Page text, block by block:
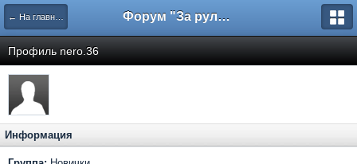
← На главную Форум "За рулем"
Профиль nero.36
Информация